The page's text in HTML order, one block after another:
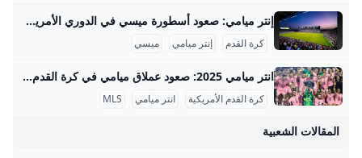
إنتر ميامي: صعود أسطورة ميسي في الدوري الأمريكي تأسيس وإنطلاقة إنتر ميامي تأسس نادي إنتر ميامي في 2018 بأيدي النجم الإنجليزي ديفيد بيكهام وشركائه، وكان الهدف من إنشائه أن يكون فريق كرة قدم يعكس التنوع الثقافي لميامي، المدينة التي تمزج بين ثقافات أمريكا اللاتينية وأمريكا الشمالية. بدأ الفريق مشاركاته الرسمية في دوري MLS في عام 2020، في موسم كان استثنائياً بسبب جائحة كوفيد-19، التي تسببت في تأجيل وإنهاء بعض المباريات مبكراً. بالرغم من البداية الصعبة التي صاحبتها إصابات وتغيرات في قائمة اللاعبين، تمكن الفريق من حجز مكان له وسط فرق الدوري المحلية بسرعة، مما أثار فضول الجماهير بشكل متزايد.
كرة القدم إنتر ميامي ميسي
انتر ميامي 2025: صعود عملاق ميامي في كرة القدم الأمريكية انتر ميامي هو نادٍ رياضي حديث بدأ مشواره في الدوري الأمريكي للمحترفين (MLS) في موسم 2020، وقد تم تأسيسه في عام 2018 بمدينة ميامي بولاية فلوريدا. يمتلك النادي هوية متميزة تجمع بين الطابع اللاتيني الغني في ميامي وتأثيرات كرة القدم الأوروبية، وهو جزء من مشروع أكبر لتطوير كرة القدم في الجنوب الشرقي للولايات المتحدة. في مرحلته التأسيسية، استثمر فيه مجموعة من رجال الأعمال بقيادة ديفيد بيكهام، الذي يعد من أشهر نجوم كرة القدم العالميين السابقين، وهذا الأمر أعطى النادي زخماً إعلامياً كبيراً حتى قبل لعب أول مباراة له.
كرة القدم الأمريكية انتر ميامي MLS
المقالات الشعبية